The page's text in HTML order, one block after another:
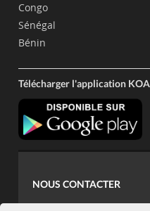
Congo
Sénégal
Bénin
Télécharger l'application
NOUS CONTACTER